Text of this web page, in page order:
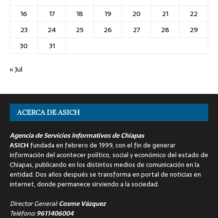
16
17 18 19 20 21
22
23
24 25 26 27 28
29
30
31
« Jul
ACERCA DE ASICH
Agencia de Servicios Informativos de Chiapas
ASICH fundada en febrero de 1999, con el fin de generar
información del acontecer político, social y económico del estado de
Chiapas, publicando en los distintos medios de comunicación en la
entidad. Dos años después se transforma en portal de noticias en
internet, donde permanece sirviendo a la sociedad.
Director General:Cosme Vázquez
Teléfono:9611406004